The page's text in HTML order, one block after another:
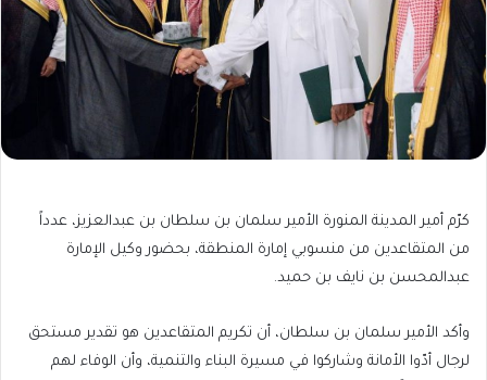
كرّم أمير المدينة المنورة الأمير سلمان بن سلطان بن عبدالعزيز، عدداً
من المتقاعدين من منسوبي إمارة المنطقة، بحضور وكيل الإمارة
عبدالمحسن بن نايف بن حميد.
وأكد الأمير سلمان بن سلطان، أن تكريم المتقاعدين هو تقدير مستحق
لرجال أدّوا الأمانة وشاركوا في مسيرة البناء والتنمية، وأن الوفاء لهم